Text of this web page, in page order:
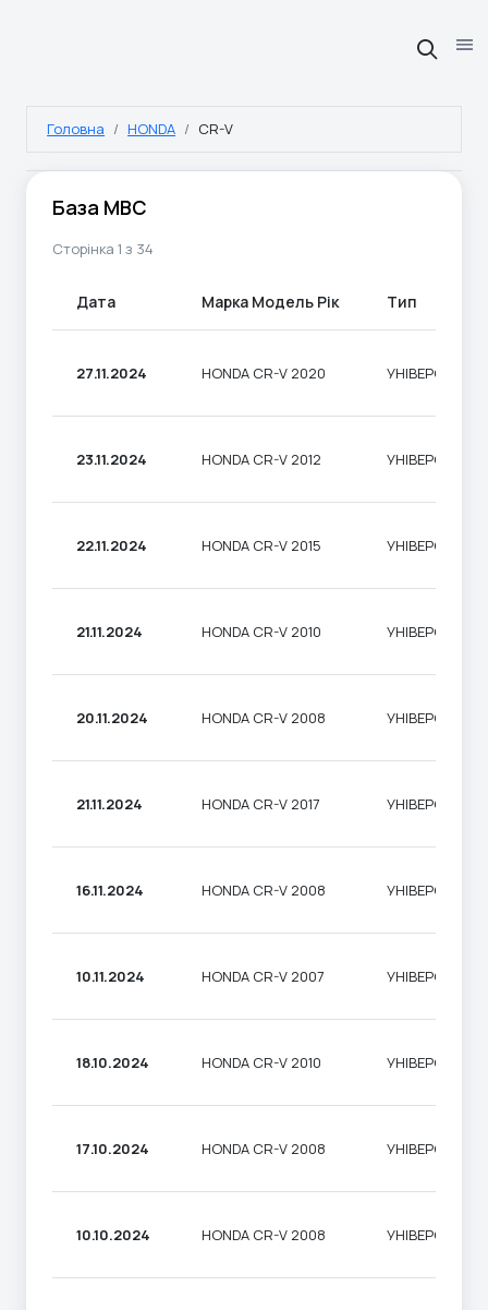
Головна HONDA CR-V
База МВС
Сторінка 1 з 34
Дата Марка Модель Рік Тип
27.11.2024 HONDA CR-V 2020 УНІВЕРСАЛ
23.11.2024 HONDA CR-V 2012 УНІВЕРСАЛ
22.11.2024 HONDA CR-V 2015 УНІВЕРСАЛ
21.11.2024 HONDA CR-V 2010 УНІВЕРСАЛ
20.11.2024 HONDA CR-V 2008 УНІВЕРСАЛ
21.11.2024 HONDA CR-V 2017 УНІВЕРСАЛ
16.11.2024 HONDA CR-V 2008 УНІВЕРСАЛ
10.11.2024 HONDA CR-V 2007 УНІВЕРСАЛ
18.10.2024 HONDA CR-V 2010 УНІВЕРСАЛ
17.10.2024 HONDA CR-V 2008 УНІВЕРСАЛ
10.10.2024 HONDA CR-V 2008 УНІВЕРСАЛ